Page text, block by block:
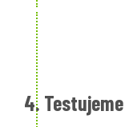
4. Testujeme